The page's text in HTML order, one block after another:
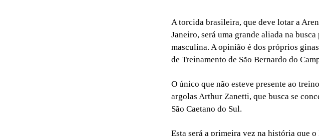
A torcida brasileira, que deve lotar a
Janeiro, será uma grande aliada na
masculina. A opinião é dos próprios
de Treinamento de São Bernardo do
O único que não esteve presente ao
argolas Arthur Zanetti, que busca se
São Caetano do Sul.
Esta será a primeira vez na história que